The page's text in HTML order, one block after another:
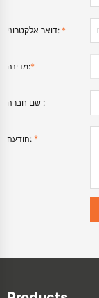
דואר אלקטרוני: *
מדינה:*
שם חברה :
הודעה: *